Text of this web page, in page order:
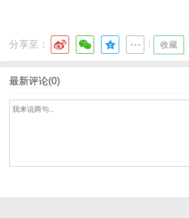
分享至： 收藏
最新评论(0)